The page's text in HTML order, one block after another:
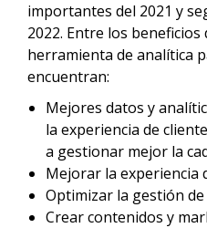
importantes del 2021 y
2022. Entre los
herramienta de analítica
encuentran:
Mejores datos y
la experiencia de
a gestionar mejor la
Mejorar la experiencia
Optimizar la gestión
Crear contenidos y